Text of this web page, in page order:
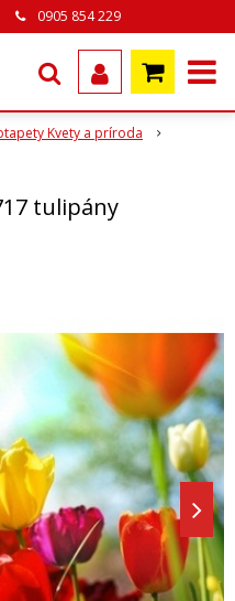
0905 854 229
Kvety a príroda
tulipány